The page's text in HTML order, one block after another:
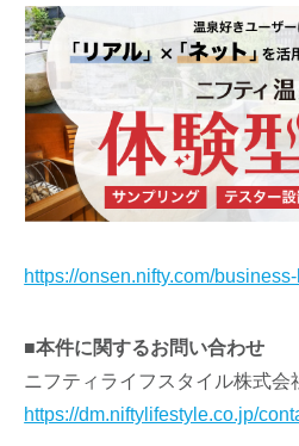
https://onsen.nifty.com/
■本件に関するお問い合わせ
ニフティライフスタイル株式
https://dm.niftylifestyle.co.jp/